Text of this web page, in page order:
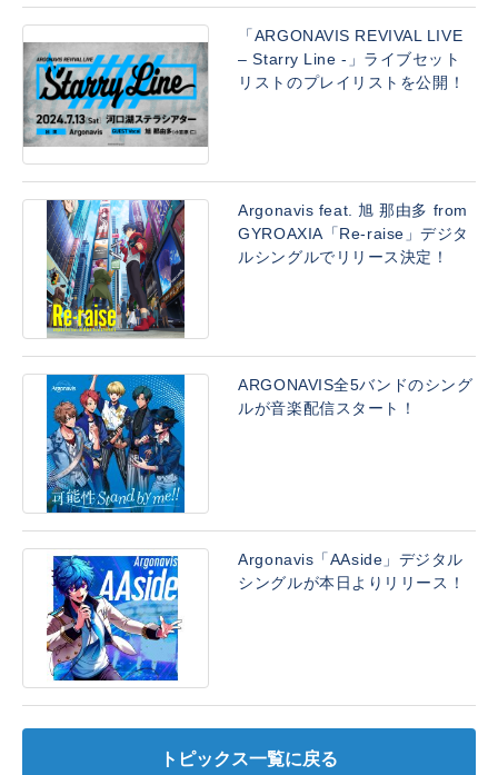
「ARGONAVIS REVIVAL LIVE
– Starry Line -」ライブセット
リストのプレイリストを公開！
Argonavis feat. 旭 那由多 from
GYROAXIA「Re-raise」デジタ
ルシングルでリリース決定！
ARGONAVIS全5バンドのシング
ルが音楽配信スタート！
Argonavis「AAside」デジタル
シングルが本日よりリリース！
トピックス一覧に戻る